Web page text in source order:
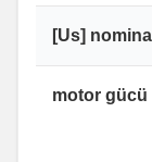
[Us]
motor gücü